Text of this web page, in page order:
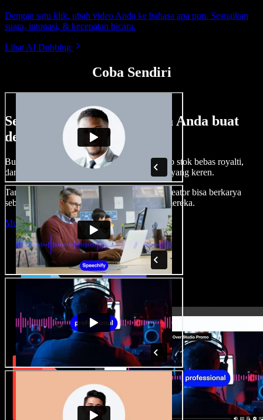
Dengan satu klik, ubah video Anda ke bahasa apa pun. Sesuaikan
suara, intonasi, & kecepatan bicara.
Lihat AI Dubbing
Coba Sendiri
Sedikit contoh hal yang bisa Anda buat
dengan Speechify Studio.
Buat voice over, tambah gambar, audio, video stok bebas royalti,
dan kloning suara untuk proyek audio-video yang keren.
Tanpa kurva belajar, semua dari browser—kreator bisa berkarya
sebebas mungkin dan wujudkan ide kreatif mereka.
Mulai Studio